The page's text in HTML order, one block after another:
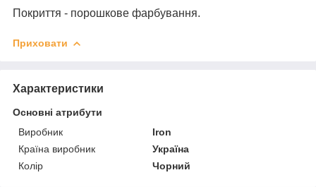
Покриття - порошкове фарбування.
Приховати
Характеристики
Основні атрибути
Виробник
Iron
Країна виробник
Україна
Колір
Чорний